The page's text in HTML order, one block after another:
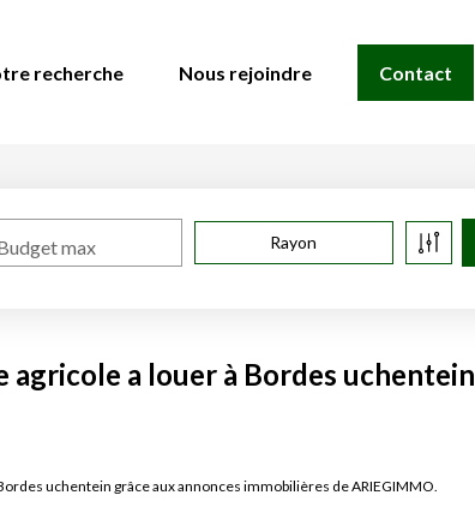
recherche Nous rejoindre Contact
max Rayon
a louer à Bordes uchentein
uchentein grâce aux annonces immobilières de ARIEGIMMO.